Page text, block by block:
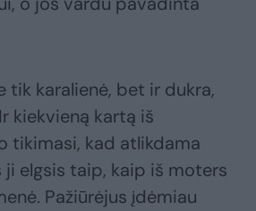
tik karalienė, bet ir dukra,
kiekvieną kartą iš
tikimasi, kad atlikdama
elgsis taip, kaip iš moters
Pažiūrėjus įdėmiau